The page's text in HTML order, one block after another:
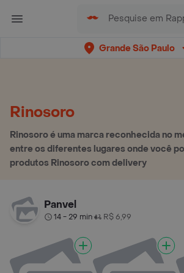
Grande São Paulo
Rinosoro
Rinosoro é uma marca reconhecida no
entre os diferentes lugares onde você
produtos Rinosoro com delivery
Panvel
14 - 29 min• R$ 6,99